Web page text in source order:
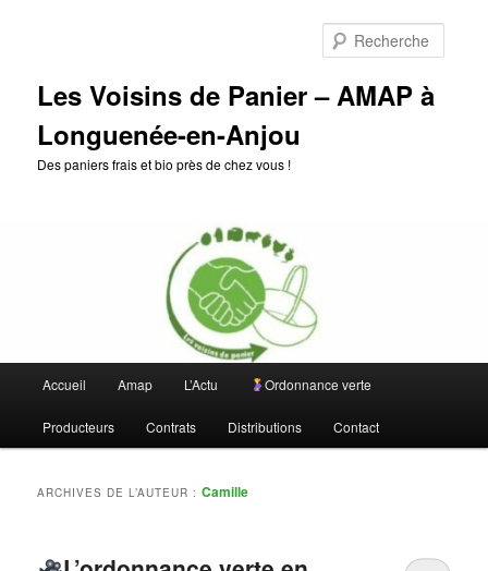
Les Voisins de Panier – AMAP à
Longuenée-en-Anjou
Des paniers frais et bio près de chez vous !
principal
Accueil Amap L’Actu Ordonnance verte
Producteurs Contrats Distributions Contact
ARCHIVES DE L’AUTEUR :Camille